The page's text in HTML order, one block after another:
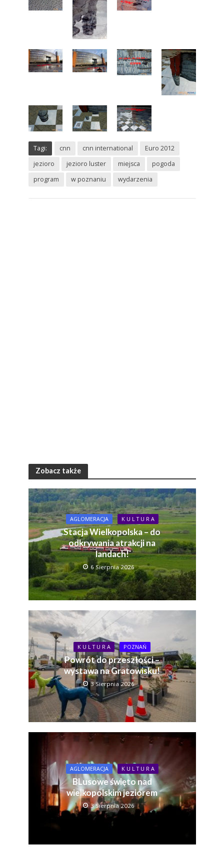
Tagi: cnn cnn international
Euro 2012
jezioro
jezioro luster miejsca
pogoda
program
w poznaniu wydarzenia
Zobacz także
AGLOMERACJA K U L T U R A
Stacja Wielkopolska – do
odkrywania atrakcji na
landach!
6 Sierpnia 2026
K U L T U R A POZNAŃ
Powrót do przeszłości –
wystawa na Gratowisku!
3 Sierpnia 2026
AGLOMERACJA K U L T U R A
BLusowe święto nad
wielkopolskim jeziorem
3 Sierpnia 2026